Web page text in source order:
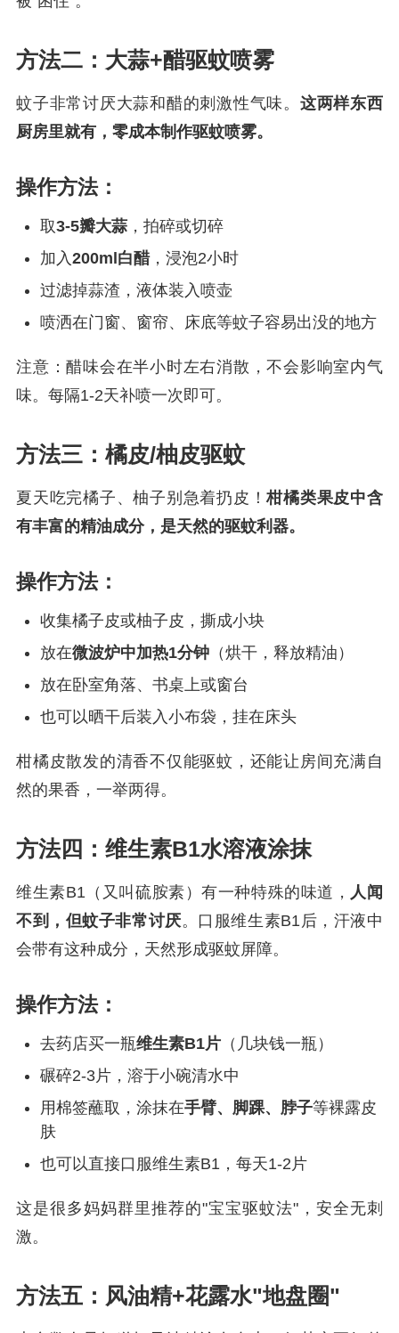
方法二：大蒜+醋驱蚊喷雾
蚊子非常讨厌大蒜和醋的刺激性气味。 这两样东西
厨房里就有，零成本制作驱蚊喷雾。
操作方法：
取3-5瓣大蒜 ，拍碎或切碎
加入200ml白醋，浸泡2小时
过滤掉蒜渣，液体装入喷壶
喷洒在门窗、窗帘、床底等蚊子容易出没的地方
注意：醋味会在半小时左右消散，不会影响室内气
味。每隔1-2天补喷一次即可。
方法三：橘皮/柚皮驱蚊
夏天吃完橘子、柚子别急着扔皮！柑橘类果皮中含
有丰富的精油成分，是天然的驱蚊利器。
操作方法：
收集橘子皮或柚子皮，撕成小块
放在微波炉中加热1分钟 （烘干，释放精油）
放在卧室角落、书桌上或窗台
也可以晒干后装入小布袋，挂在床头
柑橘皮散发的清香不仅能驱蚊，还能让房间充满自
然的果香，一举两得。
方法四：维生素B1水溶液涂抹
维生素B1（又叫硫胺素）有一种特殊的味道， 人闻
不到，但蚊子非常讨厌。口服维生素B1后，汗液中
会带有这种成分，天然形成驱蚊屏障。
操作方法：
去药店买一瓶维生素B1片 （几块钱一瓶）
碾碎2-3片，溶于小碗清水中
用棉签蘸取，涂抹在手臂、脚踝、脖子等裸露皮
肤
也可以直接口服维生素B1，每天1-2片
这是很多妈妈群里推荐的"宝宝驱蚊法"，安全无刺
激。
方法五：风油精+花露水"地盘圈"